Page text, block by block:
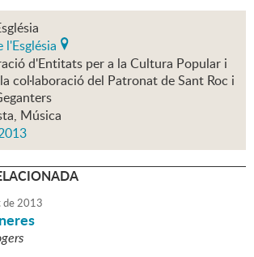
l'Església
d'Entitats per a la Cultura Popular i
col·laboració del Patronat de Sant Roc i
Música
de2013